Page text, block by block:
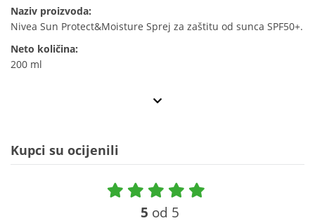
Naziv proizvoda:
Nivea Sun Protect&Moisture Sprej za zaštitu od sunca SPF50+.
Neto količina:
200 ml
Kupci su ocijenili
5 od 5